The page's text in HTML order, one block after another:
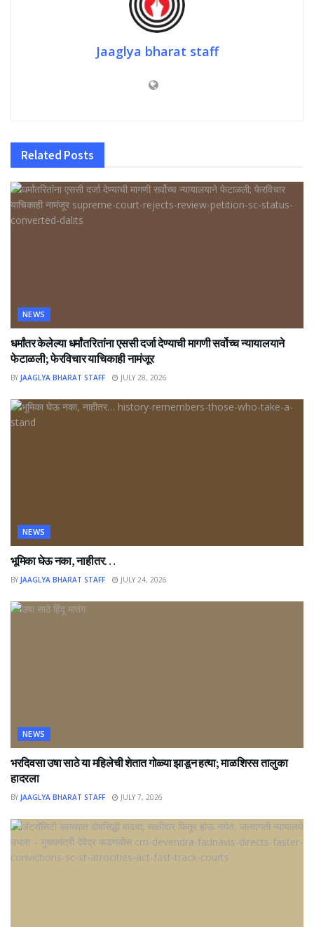
Jaaglya bharat staff
Related Posts
NEWS
धर्मांतर केलेल्या धर्मांतरितांना एससी दर्जा देण्याची मागणी सर्वोच्च न्यायालयाने
फेटाळली; फेरविचार याचिकाही नामंजूर
BY JAAGLYA BHARAT STAFF JULY 28, 2026
NEWS
भूमिका घेऊ नका, नाहीतर…
BY JAAGLYA BHARAT STAFF JULY 24, 2026
NEWS
भरदिवसा उषा साठे या महिलेची शेतात गोळ्या झाडून हत्या; माळशिरस तालुका
हादरला
BY JAAGLYA BHARAT STAFF JULY 7, 2026